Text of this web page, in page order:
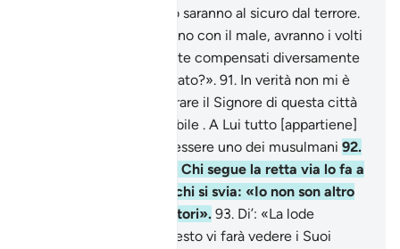
migliore. In quel Giorno saranno al sicuro dal terrore.
E coloro che verranno con il male, avranno i volti
gettati nel Fuoco: «Siete compensati diversamente
da quel che avete operato?». 91. In verità non mi è
stato ordinato che adorare il Signore di questa città
che Egli ha resa inviolabile . A Lui tutto [appartiene]
e mi ha comandato di essere uno dei musulmani 92.
e di recitare il Corano. Chi segue la retta via lo fa a
suo vantaggio. E di’ a chi si svia: «Io non son altro
che uno degli ammonitori». 93. Di’: «La lode
appartiene ad Allah! Presto vi farà vedere i Suoi